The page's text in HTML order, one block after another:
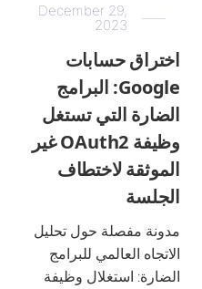
December 29,
2023
اختراق حسابات
Google: البرامج
الضارة التي تستغل
وظيفة OAuth2 غير
الموثقة لاختطاف
الجلسة
مدونة مفصلة حول تحليل
الاتجاه العالمي للبرامج
الضارة: استغلال وظيفة